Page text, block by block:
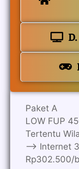
Paket A
LOW FUP
Tertentu
—> Internet
Rp302.500/